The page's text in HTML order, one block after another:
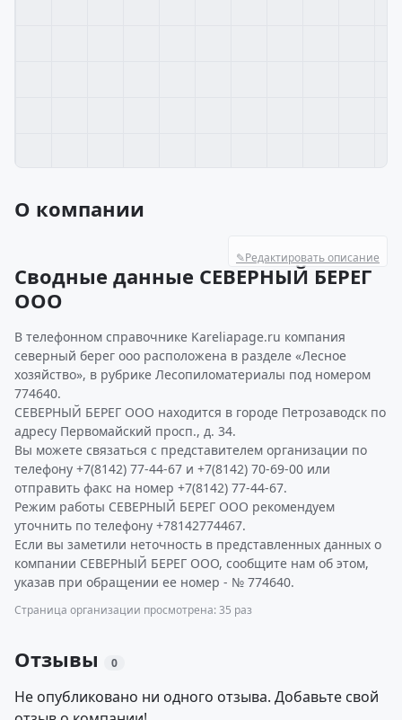
О компании
✎Редактировать описание
Сводные данные СЕВЕРНЫЙ БЕРЕГ
ООО
В телефонном справочнике Kareliapage.ru компания
северный берег ооо расположена в разделе «Лесное
хозяйство», в рубрике Лесопиломатериалы под номером
774640.
СЕВЕРНЫЙ БЕРЕГ ООО находится в городе Петрозаводск по
адресу Первомайский просп., д. 34.
Вы можете связаться с представителем организации по
телефону +7(8142) 77-44-67 и +7(8142) 70-69-00 или
отправить факс на номер +7(8142) 77-44-67.
Режим работы СЕВЕРНЫЙ БЕРЕГ ООО рекомендуем
уточнить по телефону +78142774467.
Если вы заметили неточность в представленных данных о
компании СЕВЕРНЫЙ БЕРЕГ ООО, сообщите нам об этом,
указав при обращении ее номер - № 774640.
Страница организации просмотрена: 35 раз
Отзывы 0
Не опубликовано ни одного отзыва. Добавьте свой